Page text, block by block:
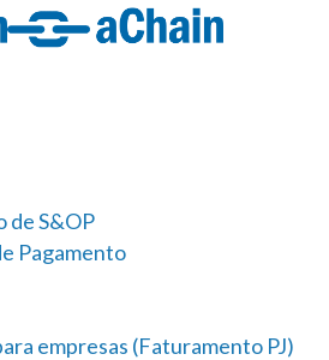
de S&OP
Pagamento
empresas (Faturamento PJ)